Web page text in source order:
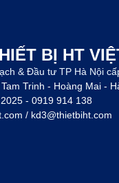
BỊ HT
& Đầu tư TP Hà Nội
Trinh - Hoàng Mai -
- 0919 914 138
/ kd3@thietbiht.com